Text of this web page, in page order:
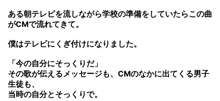
ある朝テレビを流しながら学校の準備をしていたらこの曲
がCMで流れてきて。
僕はテレビにくぎ付けになりました。
「今の自分にそっくりだ」
その歌が伝えるメッセージも、CMのなかに出てくる男子
生徒も、
当時の自分とそっくりで。